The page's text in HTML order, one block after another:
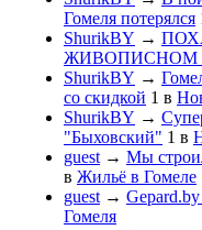
Гомеля потерялся
ShurikBY →
ЖИВОПИСНОМ
ShurikBY →
со скидкой 1 в
ShurikBY →
"Быховский" 1 в
guest → Мы
в Жильё в Гомеле
guest →
Гомеля